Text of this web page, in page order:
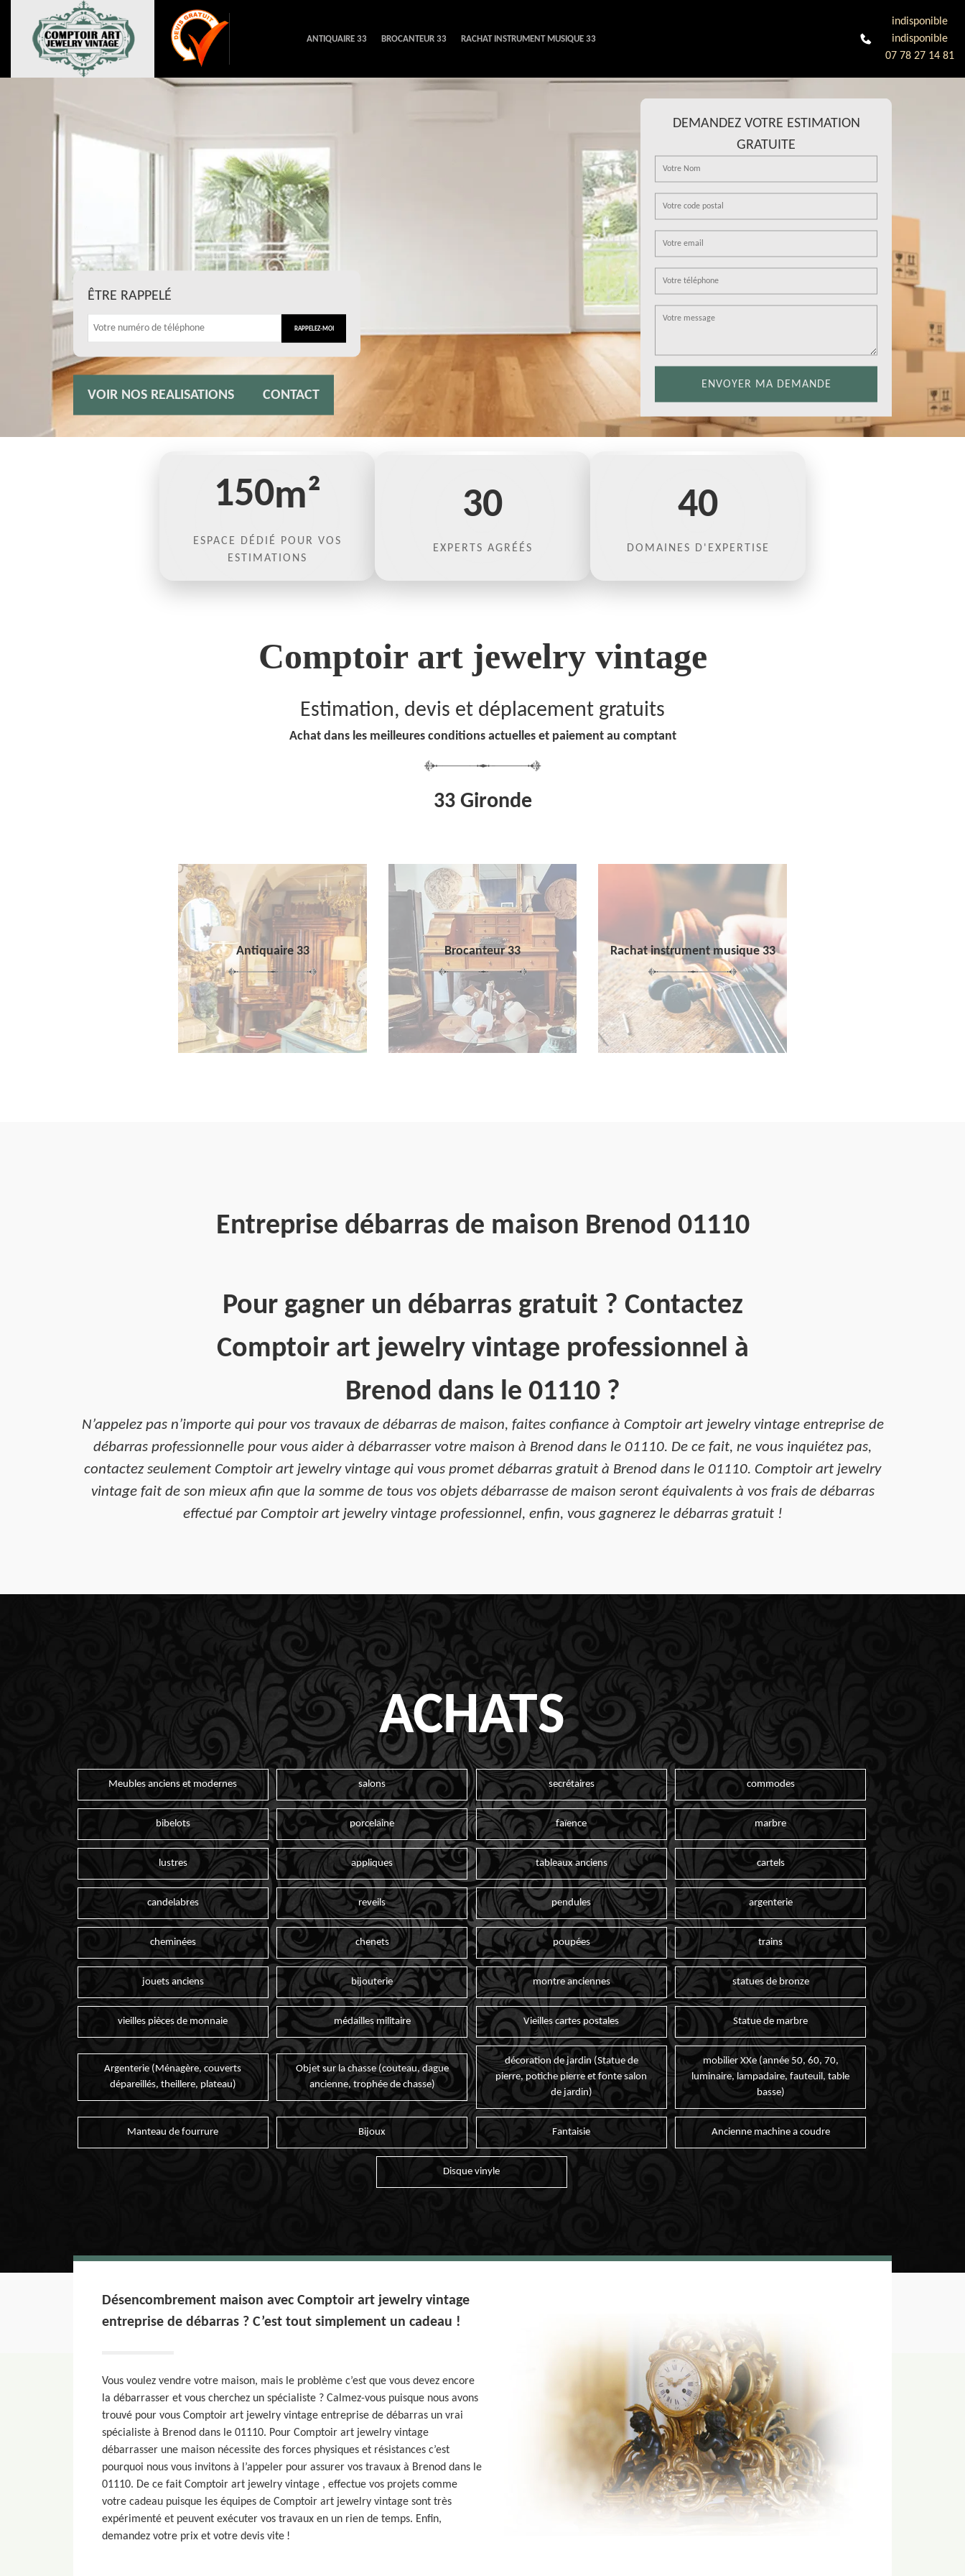
ANTIQUAIRE 33 BROCANTEUR 33 RACHAT INSTRUMENT MUSIQUE 33
indisponible
indisponible
07 78 27 14 81
ÊTRE RAPPELÉ
VOIR NOS REALISATIONS CONTACT
DEMANDEZ VOTRE ESTIMATION
GRATUITE
150m²
ESPACE DÉDIÉ POUR VOS
ESTIMATIONS
30
EXPERTS AGRÉÉS
40
DOMAINES D'EXPERTISE
Comptoir art jewelry vintage
Estimation, devis et déplacement gratuits
Achat dans les meilleures conditions actuelles et paiement au comptant
33 Gironde
Antiquaire 33 Brocanteur 33 Rachat instrument musique 33
Entreprise débarras de maison Brenod 01110
Pour gagner un débarras gratuit ? Contactez
Comptoir art jewelry vintage professionnel à
Brenod dans le 01110 ?
N’appelez pas n’importe qui pour vos travaux de débarras de maison, faites confiance à Comptoir art jewelry vintage entreprise de
débarras professionnelle pour vous aider à débarrasser votre maison à Brenod dans le 01110. De ce fait, ne vous inquiétez pas,
contactez seulement Comptoir art jewelry vintage qui vous promet débarras gratuit à Brenod dans le 01110. Comptoir art jewelry
vintage fait de son mieux afin que la somme de tous vos objets débarrasse de maison seront équivalents à vos frais de débarras
effectué par Comptoir art jewelry vintage professionnel, enfin, vous gagnerez le débarras gratuit !
ACHATS
Meubles anciens et modernes salons secrétaires commodes
bibelots porcelaine faïence marbre
lustres appliques tableaux anciens cartels
candelabres reveils pendules argenterie
cheminées chenets poupées trains
jouets anciens bijouterie montre anciennes statues de bronze
vieilles pièces de monnaie médailles militaire Vieilles cartes postales Statue de marbre
Argenterie (Ménagère, couverts
dépareillés, theillere, plateau)
Objet sur la chasse (couteau, dague
ancienne, trophée de chasse)
décoration de jardin (Statue de
pierre, potiche pierre et fonte salon
de jardin)
mobilier XXe (année 50, 60, 70,
luminaire, lampadaire, fauteuil, table
basse)
Manteau de fourrure Bijoux Fantaisie Ancienne machine a coudre
Disque vinyle
Désencombrement maison avec Comptoir art jewelry vintage
entreprise de débarras ? C’est tout simplement un cadeau !
Vous voulez vendre votre maison, mais le problème c’est que vous devez encore
la débarrasser et vous cherchez un spécialiste ? Calmez-vous puisque nous avons
trouvé pour vous Comptoir art jewelry vintage entreprise de débarras un vrai
spécialiste à Brenod dans le 01110. Pour Comptoir art jewelry vintage
débarrasser une maison nécessite des forces physiques et résistances c’est
pourquoi nous vous invitons à l’appeler pour assurer vos travaux à Brenod dans le
01110. De ce fait Comptoir art jewelry vintage , effectue vos projets comme
votre cadeau puisque les équipes de Comptoir art jewelry vintage sont très
expérimenté et peuvent exécuter vos travaux en un rien de temps. Enfin,
demandez votre prix et votre devis vite !